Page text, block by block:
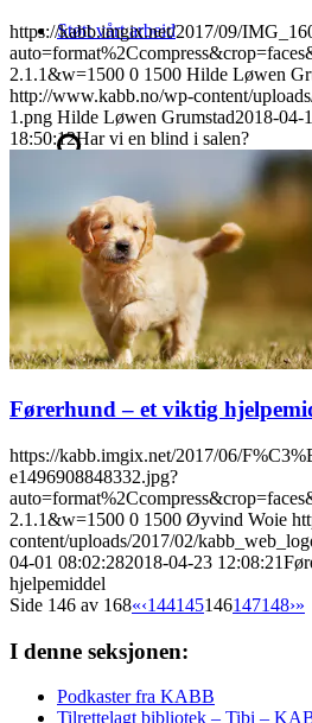
Støtt vårt arbeid
Menu Menu
https://kabb.imgix.net/2017/09/
2.1.1&w=1500 0 1500 Hilde Løwen
http://www.kabb.no/wp-content/
1.png Hilde Løwen Grumstad2018-04-
18:50:12Har vi en blind i salen?
Førerhund – et viktig
https://kabb.imgix.net/2017/06/
e1496908848332.jpg?
2.1.1&w=1500 0 1500 Øyvind Woie
content/uploads/2017/02/
04-01 08:02:282018-04-23 12:08:21
hjelpemiddel
Side 146 av 168«‹144145146147148›»
I denne seksjonen:
Podkaster fra KABB
Tilrettelagt bibliotek – Tibi –